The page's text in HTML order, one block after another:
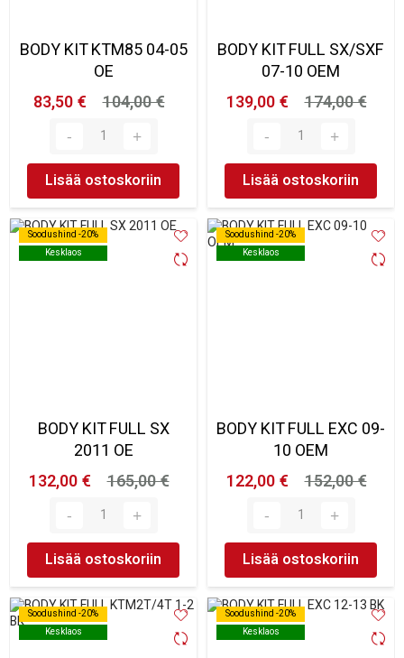
BODY KIT KTM85 04-05
OE
83,50 €
104,00 €
Lisää ostoskoriin
BODY KIT FULL SX/SXF
07-10 OEM
139,00 €
174,00 €
Lisää ostoskoriin
Soodushind -20%
Kesklaos
Soodushind -20%
Kesklaos
BODY KIT FULL SX
2011 OE
132,00 €
165,00 €
Lisää ostoskoriin
Soodushind -20%
Kesklaos
Soodushind -20%
Kesklaos
BODY KIT FULL EXC 09-
10 OEM
122,00 €
152,00 €
Lisää ostoskoriin
Soodushind -20%
Kesklaos
Soodushind -20%
Kesklaos
Soodushind -20%
Kesklaos
Soodushind -20%
Kesklaos